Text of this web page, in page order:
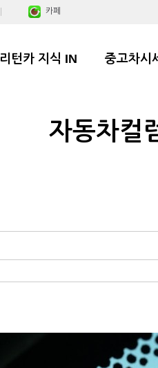
카페
리턴카 지식 IN 중고차시세
자동차컬